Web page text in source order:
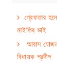
গ্রেফতার
মাইতির ভাই
আবাস
বিধায়ক প্রদীপ